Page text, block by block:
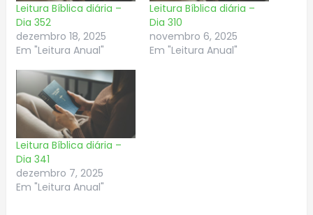
Leitura Bíblica diária –
Dia 352
dezembro 18, 2025
Em "Leitura Anual"
Leitura Bíblica diária –
Dia 310
novembro 6, 2025
Em "Leitura Anual"
Leitura Bíblica diária –
Dia 341
dezembro 7, 2025
Em "Leitura Anual"